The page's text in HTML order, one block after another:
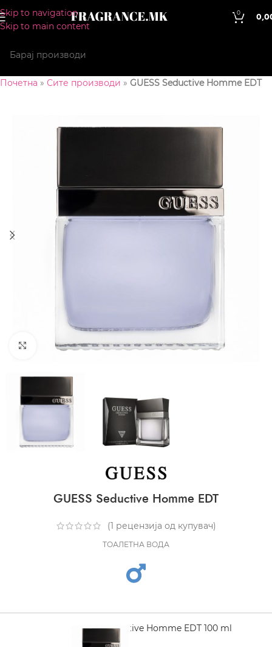
Skip to navigation
Skip to main content
0
Почетна » Сите производи » GUESS Seductive Homme EDT
CLICK TO ENLARGE
GUESS Seductive Homme EDT
(1 рецензија од купувач)
ТОАЛЕТНА ВОДА
GUESS Seductive Homme EDT 100 ml